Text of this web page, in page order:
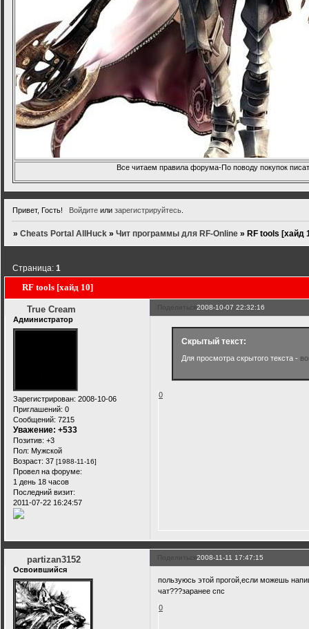
Все читаем правила форума-По поводу покупок
Привет, Гость! Войдитеили зарегистрируйтесь.
»Cheats Portal AllHuck »Чит программы для RF-Online » RF tools [хайд
RF tools [хайд 10]
Страница:1
Поделиться2008-10-07 22:32:16
True Cream
Администратор
Зарегистрирован: 2008-10-06
Приглашений: 0
Сообщений: 7215
Уважение: +533
Позитив: +3
Пол: Мужской
Возраст: 37 [1988-11-16]
Провел на форуме:
1 день 18 часов
Последний визит:
2011-07-22 16:24:57
Скрытый текст:
Для просмотра скрытого текста -
0
Поделиться2008-11-11 17:47:15
partizan3152
Освоившийся
пользуюсь этой прогой,если можешь
чат???заранее спс
0